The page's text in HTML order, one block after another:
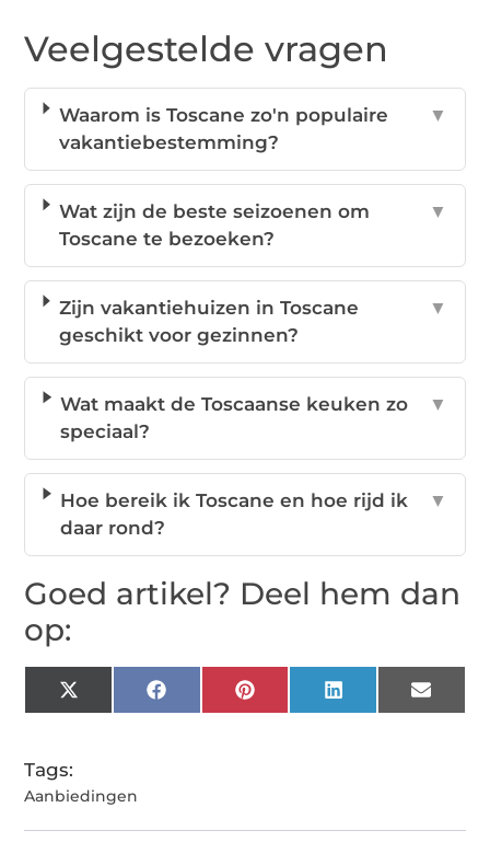
Veelgestelde vragen
Waarom is Toscane zo'n populaire
vakantiebestemming?
▼
Wat zijn de beste seizoenen om
Toscane te bezoeken?
▼
Zijn vakantiehuizen in Toscane
geschikt voor gezinnen?
▼
Wat maakt de Toscaanse keuken zo
speciaal?
▼
Hoe bereik ik Toscane en hoe rijd ik
daar rond?
▼
Goed artikel? Deel hem dan
op:
X
(Twitter)
FacebookPinterestLinkedIn Email
Tags:
Aanbiedingen